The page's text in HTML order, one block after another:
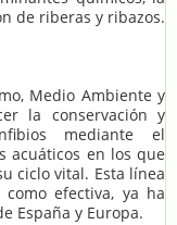
de riberas y ribazos.
Medio Ambiente y
la conservación y
mediante el
acuáticos en los que
ciclo vital. Esta línea
efectiva, ya ha
España y Europa.